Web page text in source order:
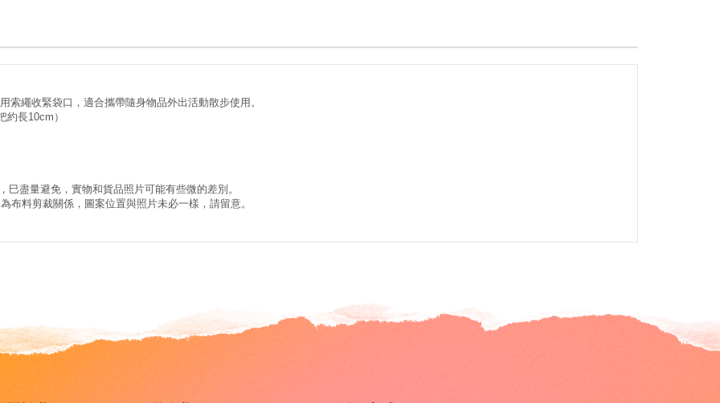
繩收緊袋口，適合攜帶隨身物品外出活動散步使用。
長10cm）
盡量避免，實物和貨品照片可能有些微的差別。
布料剪裁關係，圖案位置與照片未必一樣，請留意。